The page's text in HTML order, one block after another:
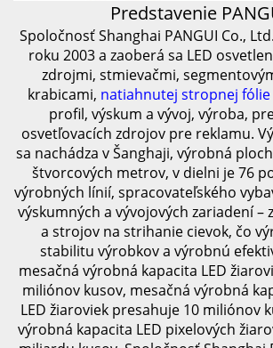
Predstavenie
Spoločnosť Shanghai PANGUI Co.,
roku 2003 a zaoberá sa LED
zdrojmi, stmievačmi,
krabicami, natiahnutej stropnej fólie
profil, výskum a vývoj, výroba,
osvetľovacích zdrojov pre reklamu.
sa nachádza v Šanghaji, výrobná
štvorcových metrov, v dielni je 76
výrobných línií, spracovateľského
výskumných a vývojových zariadení –
a strojov na strihanie cievok, čo
stabilitu výrobkov a výrobnú
mesačná výrobná kapacita LED
miliónov kusov, mesačná výrobná
LED žiaroviek presahuje 10 miliónov
výrobná kapacita LED pixelových